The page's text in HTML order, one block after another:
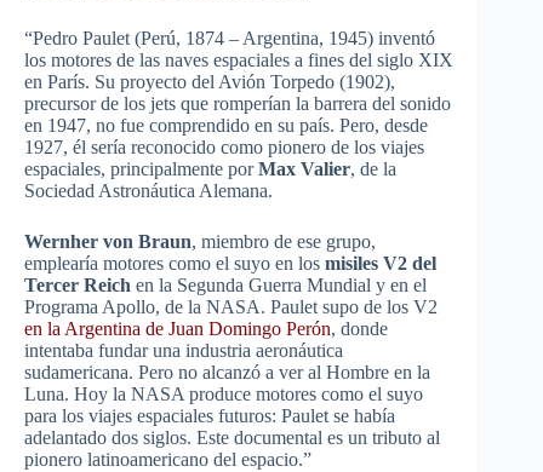
“Pedro Paulet (Perú, 1874 – Argentina, 1945) inventó
los motores de las naves espaciales a fines del siglo XIX
en París. Su proyecto del Avión Torpedo (1902),
precursor de los jets que romperían la barrera del sonido
en 1947, no fue comprendido en su país. Pero, desde
1927, él sería reconocido como pionero de los viajes
espaciales, principalmente porMax Valier, de la
Sociedad Astronáutica Alemana.
Wernher von Braun, miembro de ese grupo,
emplearía motores como el suyo en los misiles V2 del
Tercer Reich en la Segunda Guerra Mundial y en el
Programa Apollo, de la NASA. Paulet supo de los V2
en la Argentina de Juan Domingo Perón, donde
intentaba fundar una industria aeronáutica
sudamericana. Pero no alcanzó a ver al Hombre en la
Luna. Hoy la NASA produce motores como el suyo
para los viajes espaciales futuros: Paulet se había
adelantado dos siglos. Este documental es un tributo al
pionero latinoamericano del espacio.”